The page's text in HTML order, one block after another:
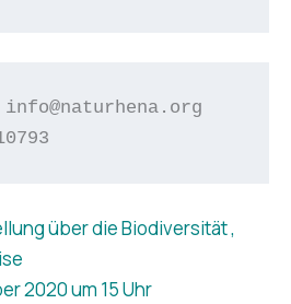
über die Biodiversität ,
2020 um 15 Uhr